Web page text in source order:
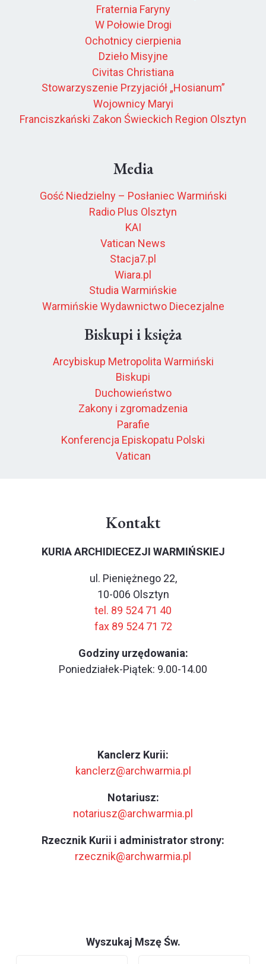
Fraternia Faryny
W Połowie Drogi
Ochotnicy cierpienia
Dzieło Misyjne
Civitas Christiana
Stowarzyszenie Przyjaciół „Hosianum”
Wojownicy Maryi
Franciszkański Zakon Świeckich Region Olsztyn
Media
Gość Niedzielny – Posłaniec Warmiński
Radio Plus Olsztyn
KAI
Vatican News
Stacja7.pl
Wiara.pl
Studia Warmińskie
Warmińskie Wydawnictwo Diecezjalne
Biskupi i księża
Arcybiskup Metropolita Warmiński
Biskupi
Duchowieństwo
Zakony i zgromadzenia
Parafie
Konferencja Episkopatu Polski
Vatican
Kontakt
KURIA ARCHIDIECEZJI WARMIŃSKIEJ
ul. Pieniężnego 22,
10-006 Olsztyn
tel. 89 524 71 40
fax 89 524 71 72
Godziny urzędowania:
Poniedziałek-Piątek: 9.00-14.00
Kanclerz Kurii:
kanclerz@archwarmia.pl
Notariusz:
notariusz@archwarmia.pl
Rzecznik Kurii i administrator strony:
rzecznik@archwarmia.pl
Wyszukaj Mszę Św.